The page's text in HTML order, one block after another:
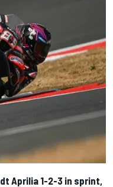
Aprilia 1-2-3 in sprint,